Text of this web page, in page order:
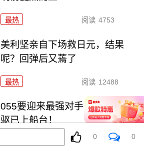
最热 阅读 4753
美利坚亲自下场救日元，结果
呢？回弹后又蔫了
最热 阅读 12488
055要迎来最强对手？东瀛万吨新
驱已上船台！
最热 11347
0 0